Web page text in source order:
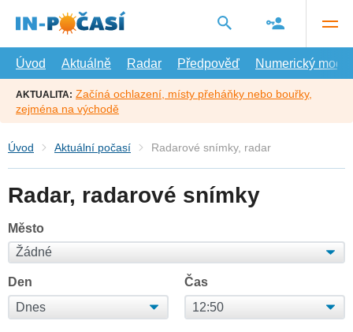
hlavní
Úvod
Aktuálně Radar Předpověď Numerický model
AKTUALITA: Začíná ochlazení, místy přeháňky nebo bouřky,
zejména na východě
Úvod Aktuální počasí Radarové snímky, radar
Radar, radarové snímky
Město
Den Čas